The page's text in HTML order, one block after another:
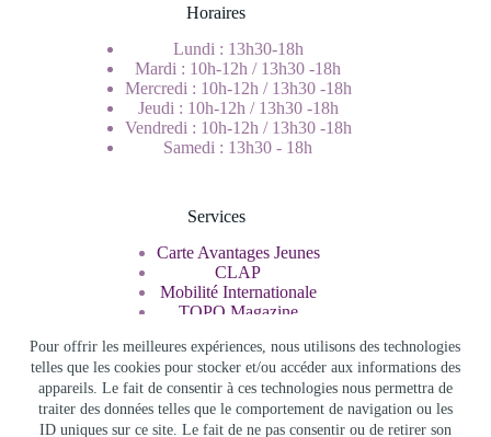
Pour offrir les meilleures expériences, nous utilisons des technologies
telles que les cookies pour stocker et/ou accéder aux informations des
appareils. Le fait de consentir à ces technologies nous permettra de
traiter des données telles que le comportement de navigation ou les
ID uniques sur ce site. Le fait de ne pas consentir ou de retirer son
Horaires
Lundi : 13h30-18h
Mardi : 10h-12h / 13h30 -18h
Mercredi : 10h-12h / 13h30 -18h
Jeudi : 10h-12h / 13h30 -18h
Vendredi : 10h-12h / 13h30 -18h
Samedi : 13h30 - 18h
Services
Carte Avantages Jeunes
CLAP
Mobilité Internationale
TOPO Magazine
Rechercher